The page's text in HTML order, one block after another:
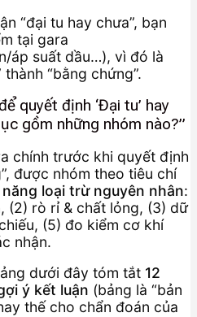
“đại tu hay chưa”, bạn
tại gara
áp suất dầu…), vì đó là
“bằng chứng”.
quyết định ‘Đại tu’ hay
gồm những nhóm nào?”
chính trước khi quyết định
được nhóm theo tiêu chí
loại trừ nguyên nhân:
(2) rò rỉ & chất lỏng, (3) dữ
(5) đo kiểm cơ khí
nhận.
dưới đây tóm tắt 12
ý kết luận (bảng là “bản
thế cho chẩn đoán của